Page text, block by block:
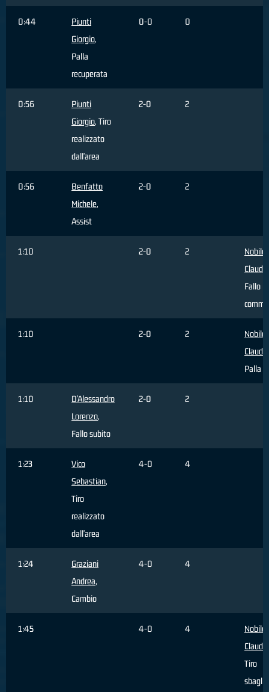
0:44
Piunti
Giorgio,
Palla
recuperata
0-0 0
0:56
Piunti
Giorgio, Tiro
realizzato
dall'area
2-0 2
0:56
Benfatto
Michele,
Assist
2-0 2
1:10 2-0 2
Nobile
Claudio
Fallo
1:10 2-0 2
Nobile
Claudio
Palla
1:10
D'Alessandro
Lorenzo,
Fallo subito
2-0 2
1:23
Vico
Sebastian,
Tiro
realizzato
dall'area
4-0 4
1:24
Graziani
Andrea,
Cambio
4-0 4
1:45 4-0 4
Nobile
Claudio
Tiro